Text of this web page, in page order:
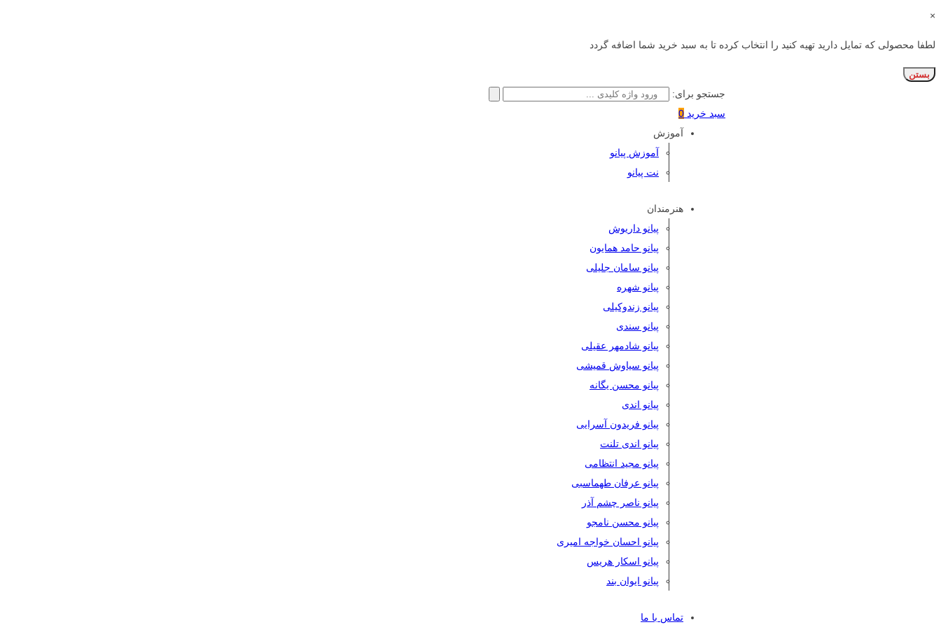
×
لطفا محصولی که تمایل دارید تهیه کنید را انتخاب کرده تا به سبد خرید شما اضافه گردد
بستن
جستجو برای:
سبد خرید 0
آموزش
آموزش پیانو
نت پیانو
هنرمندان
پیانو داریوش
پیانو حامد همایون
پیانو سامان جلیلی
پیانو شهره
پیانو زندوکیلی
پیانو سندی
پیانو شادمهر عقیلی
پیانو سیاوش قمیشی
پیانو محسن یگانه
پیانو اندی
پیانو فریدون آسرایی
پیانو اندی تلنت
پیانو مجید انتظامی
پیانو عرفان طهماسبی
پیانو ناصر چشم آذر
پیانو محسن نامجو
پیانو احسان خواجه امیری
پیانو اسکار هریس
پیانو ایوان بند
تماس با ما